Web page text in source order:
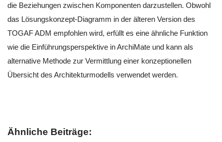
die Beziehungen zwischen Komponenten darzustellen. Obwohl
das Lösungskonzept-Diagramm in der älteren Version des
TOGAF ADM empfohlen wird, erfüllt es eine ähnliche Funktion
wie die Einführungsperspektive in ArchiMate und kann als
alternative Methode zur Vermittlung einer konzeptionellen
Übersicht des Architekturmodells verwendet werden.
Ähnliche Beiträge: